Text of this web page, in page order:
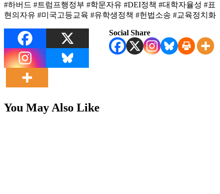
#하버드 #트럼프행정부 #학문자유 #DEI정책 #대학자율성 #표
현의자유 #미국고등교육 #유학생정책 #헌법소송 #교육정치화
Social Share
You May Also Like